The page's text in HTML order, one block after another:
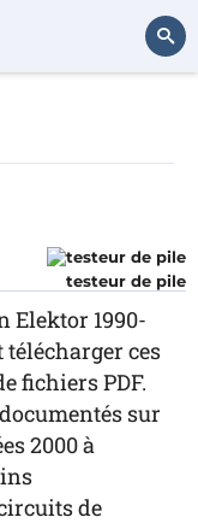
testeur de pile
Elektor 1990-
télécharger ces
fichiers PDF.
sur
2000 à
de